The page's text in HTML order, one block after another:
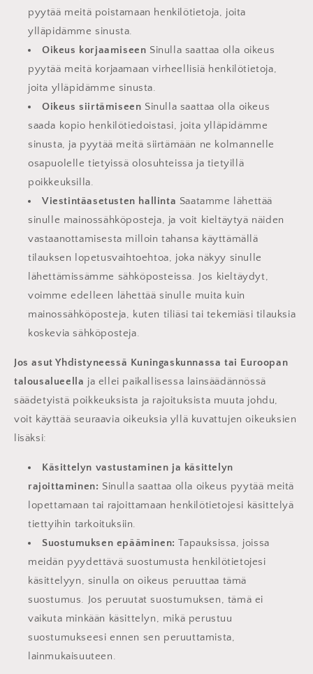
pyytää meitä poistamaan henkilötietoja, joita
ylläpidämme sinusta.
Oikeus korjaamiseen Sinulla saattaa olla oikeus
pyytää meitä korjaamaan virheellisiä henkilötietoja,
joita ylläpidämme sinusta.
Oikeus siirtämiseen Sinulla saattaa olla oikeus
saada kopio henkilötiedoistasi, joita ylläpidämme
sinusta, ja pyytää meitä siirtämään ne kolmannelle
osapuolelle tietyissä olosuhteissa ja tietyillä
poikkeuksilla.
Viestintäasetusten hallinta Saatamme lähettää
sinulle mainossähköposteja, ja voit kieltäytyä näiden
vastaanottamisesta milloin tahansa käyttämällä
tilauksen lopetusvaihtoehtoa, joka näkyy sinulle
lähettämissämme sähköposteissa. Jos kieltäydyt,
voimme edelleen lähettää sinulle muita kuin
mainossähköposteja, kuten tiliäsi tai tekemiäsi tilauksia
koskevia sähköposteja.
Jos asut Yhdistyneessä Kuningaskunnassa tai Euroopan
talousalueella ja ellei paikallisessa lainsäädännössä
säädetyistä poikkeuksista ja rajoituksista muuta johdu,
voit käyttää seuraavia oikeuksia yllä kuvattujen oikeuksien
lisäksi:
Käsittelyn vastustaminen ja käsittelyn
rajoittaminen: Sinulla saattaa olla oikeus pyytää meitä
lopettamaan tai rajoittamaan henkilötietojesi käsittelyä
tiettyihin tarkoituksiin.
Suostumuksen epääminen: Tapauksissa, joissa
meidän pyydettävä suostumusta henkilötietojesi
käsittelyyn, sinulla on oikeus peruuttaa tämä
suostumus. Jos peruutat suostumuksen, tämä ei
vaikuta minkään käsittelyn, mikä perustuu
suostumukseesi ennen sen peruuttamista,
lainmukaisuuteen.